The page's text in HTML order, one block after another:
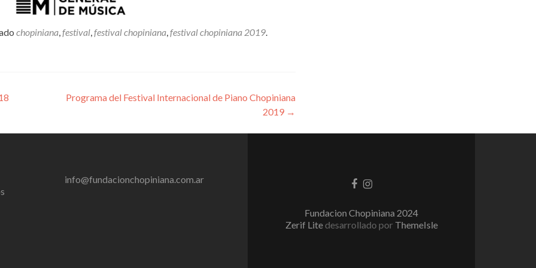
chopiniana,festival,festival chopiniana,festival chopiniana 2019.
Programa del Festival Internacional de Piano Chopiniana
2019 →
info@fundacionchopiniana.com.ar
EnlaceEnlace
Fundacion Chopiniana 2024
Zerif Lite desarrollado por ThemeIsle